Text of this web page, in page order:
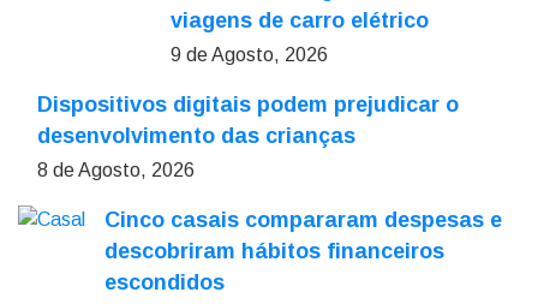
viagens de carro elétrico
9 de Agosto, 2026
Dispositivos digitais podem prejudicar o
desenvolvimento das crianças
8 de Agosto, 2026
Cinco casais compararam despesas e
descobriram hábitos financeiros
escondidos